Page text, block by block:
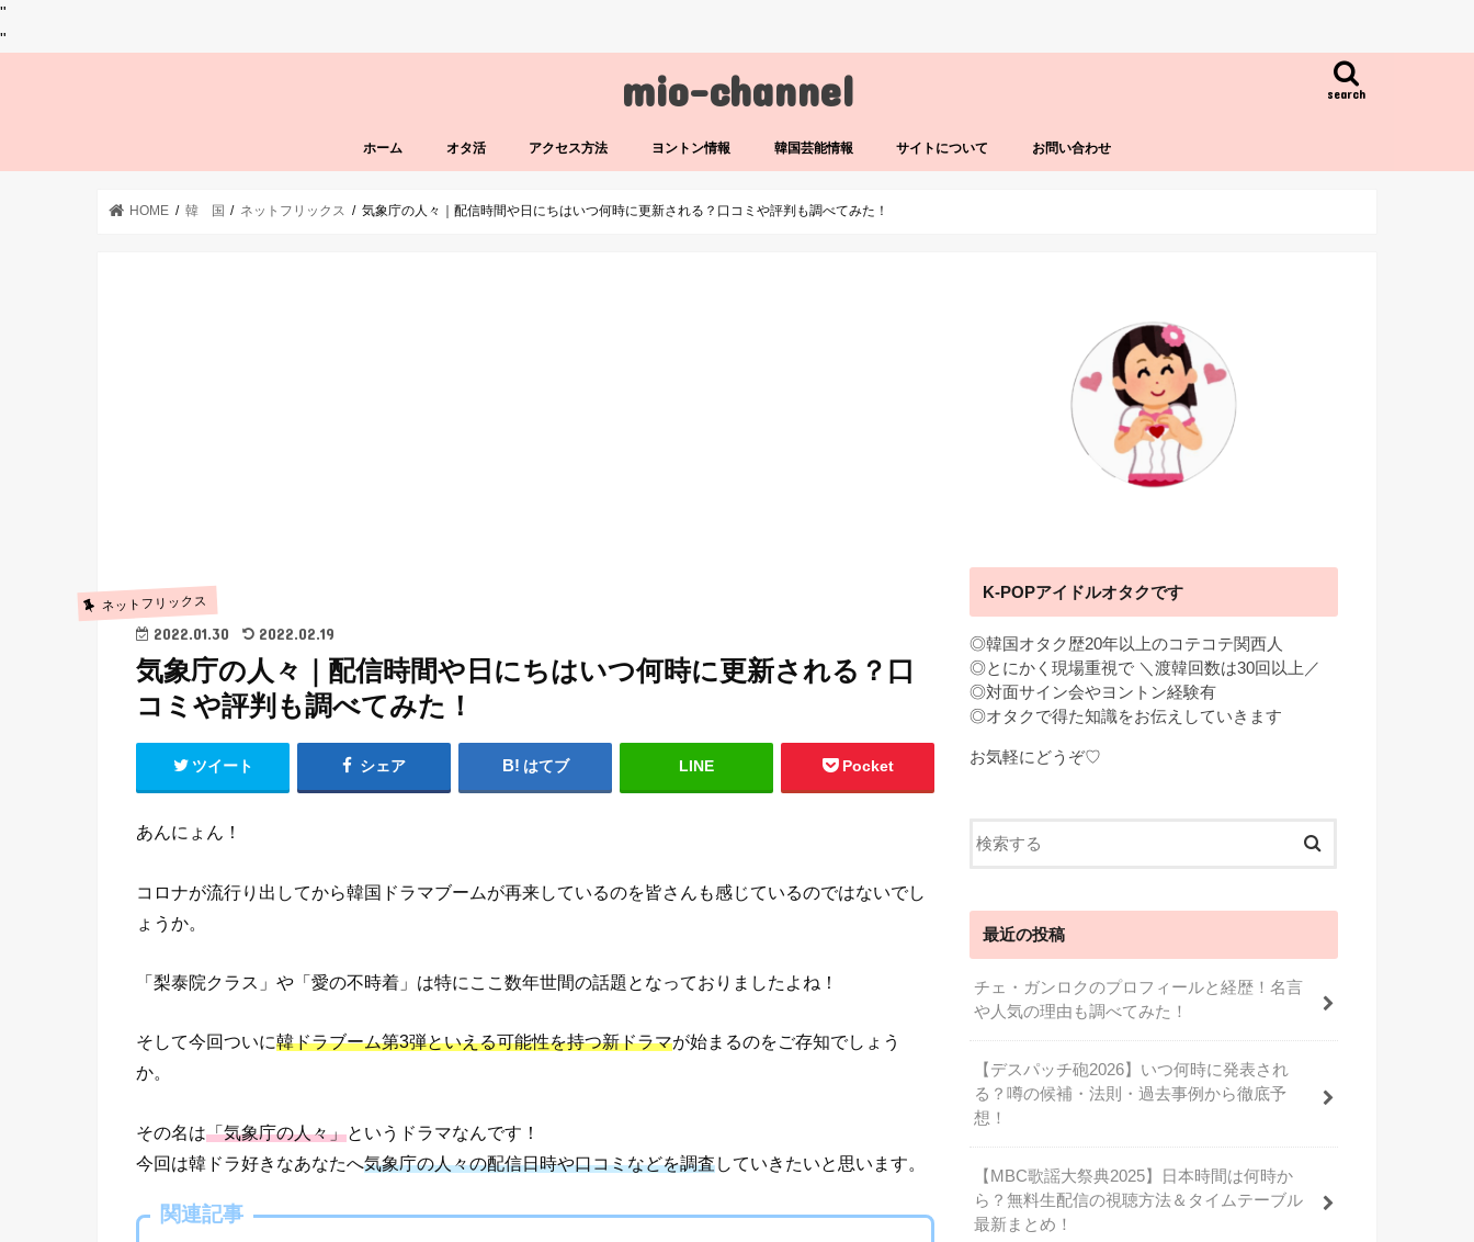
"
"
mio-channel search
ホーム オタ活 アクセス方法 ヨントン情報 韓国芸能情報 サイトについて お問い合わせ
HOME 韓 国 ネットフリックス 気象庁の人々｜配信時間や日にちはいつ何時に更新される？口コミや評判も調べてみた！
ネットフリックス
2022.01.30 2022.02.19
気象庁の人々｜配信時間や日にちはいつ何時に更新される？口
コミや評判も調べてみた！
ツイート シェア はてブ LINE Pocket
あんにょん！
コロナが流行り出してから韓国ドラマブームが再来しているのを皆さんも感じているのではないでし
ょうか。
「梨泰院クラス」や「愛の不時着」は特にここ数年世間の話題となっておりましたよね！
そして今回ついに韓ドラブーム第3弾といえる可能性を持つ新ドラマが始まるのをご存知でしょう
か。
その名は「気象庁の人々」というドラマなんです！
今回は韓ドラ好きなあなたへ気象庁の人々の配信日時や口コミなどを調査していきたいと思います。
関連記事
K-POPアイドルオタクです
◎韓国オタク歴20年以上のコテコテ関西人
◎とにかく現場重視で ＼渡韓回数は30回以上／
◎対面サイン会やヨントン経験有
◎オタクで得た知識をお伝えしていきます
お気軽にどうぞ♡
最近の投稿
チェ・ガンロクのプロフィールと経歴！名言
や人気の理由も調べてみた！
【デスパッチ砲2026】いつ何時に発表され
る？噂の候補・法則・過去事例から徹底予
想！
【MBC歌謡大祭典2025】日本時間は何時か
ら？無料生配信の視聴方法＆タイムテーブル
最新まとめ！